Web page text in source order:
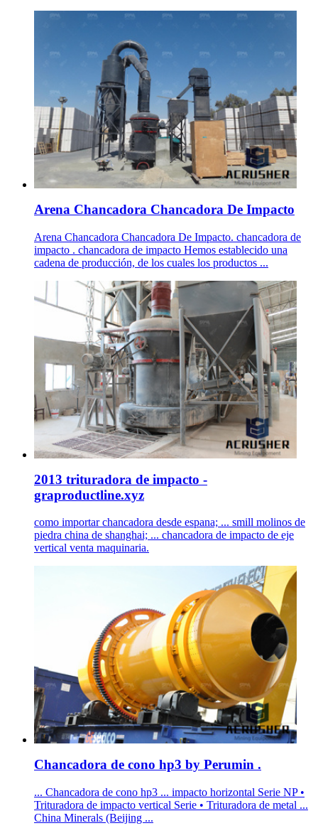
Arena Chancadora Chancadora De Impacto
Arena Chancadora Chancadora De Impacto. chancadora de
impacto . chancadora de impacto Hemos establecido una
cadena de producción, de los cuales los productos ...
2013 trituradora de impacto -
graproductline.xyz
como importar chancadora desde espana; ... smill molinos de
piedra china de shanghai; ... chancadora de impacto de eje
vertical venta maquinaria.
Chancadora de cono hp3 by Perumin .
... Chancadora de cono hp3 ... impacto horizontal Serie NP •
Trituradora de impacto vertical Serie • Trituradora de metal ...
China Minerals (Beijing ...